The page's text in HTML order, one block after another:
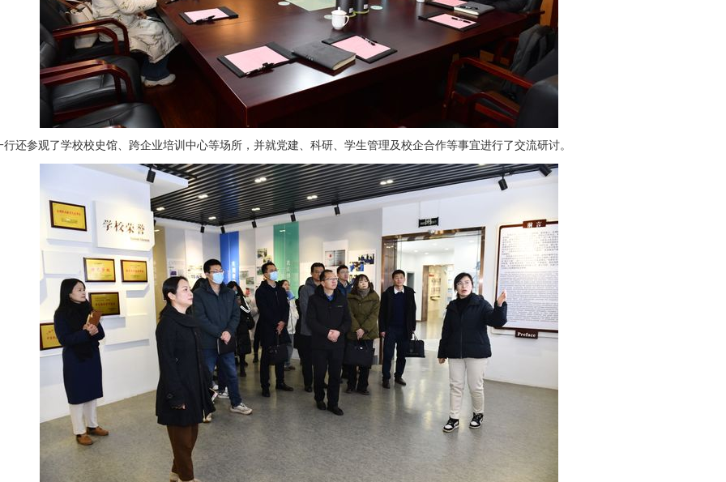
行还参观了学校校史馆、跨企业培训中心等场所，并就党建、科研、学生管理及校企合作等事宜进行了交流研讨。